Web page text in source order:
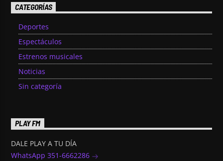
CATEGORÍAS
Deportes
Espectáculos
Estrenos musicales
Noticias
Sin categoría
PLAY FM
DALE PLAY A TU DÍA
WhatsApp 351-6662286